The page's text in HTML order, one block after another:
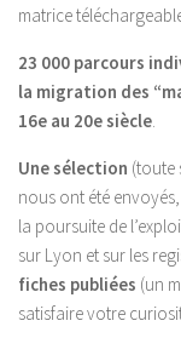
matrice
23 000 parcours
la migration des
16e au 20e siècle.
Une sélection (toute
nous ont été
la poursuite de
sur Lyon et sur les
fiches publiées (un
satisfaire votre